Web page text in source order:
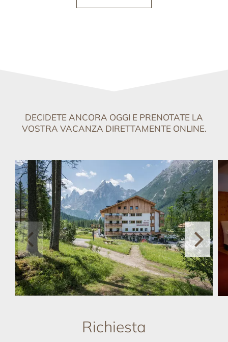
DECIDETE ANCORA OGGI E PRENOTATE LA
VOSTRA VACANZA DIRETTAMENTE ONLINE.
Richiesta